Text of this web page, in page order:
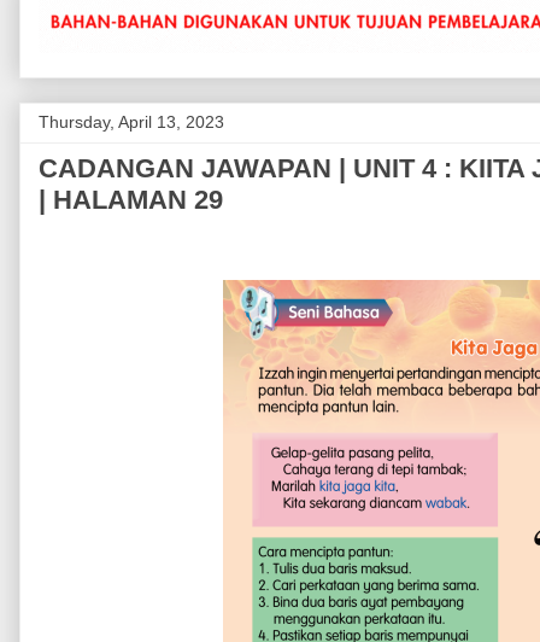
Thursday, April 13, 2023
CADANGAN JAWAPAN | UNIT 4 :
| HALAMAN 29